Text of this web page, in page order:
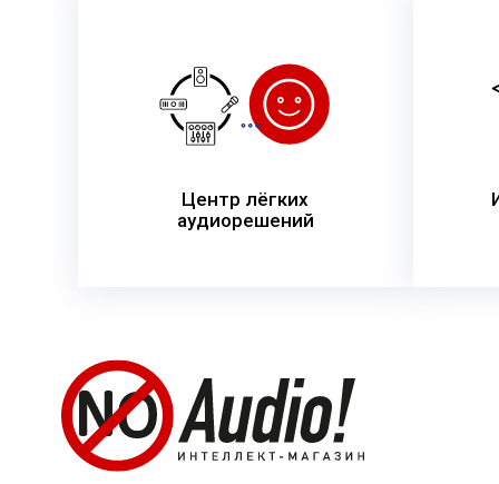
Центр лёгких
аудиорешений